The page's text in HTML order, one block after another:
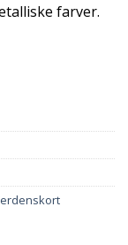
farver.
Luckies Of